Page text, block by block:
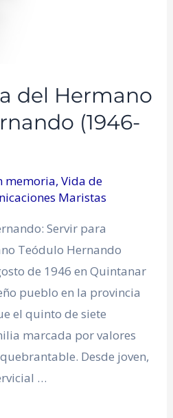
del Hermano
(1946-
memoria,Vida de
Maristas
Servir para
Teódulo Hernando
de 1946 en Quintanar
pueblo en la provincia
el quinto de siete
marcada por valores
Desde joven,
…